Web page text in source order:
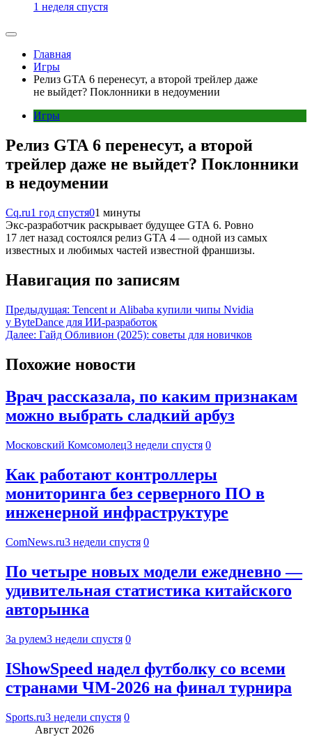
1 неделя спустя
Главная
Игры
Релиз GTA 6 перенесут, а второй трейлер даже
не выйдет? Поклонники в недоумении
Игры
Релиз GTA 6 перенесут, а второй
трейлер даже не выйдет? Поклонники
в недоумении
Cq.ru1 год спустя01 минуты
Экс-разработчик раскрывает будущее GTA 6. Ровно
17 лет назад состоялся релиз GTA 4 — одной из самых
известных и любимых частей известной франшизы.
Навигация по записям
Предыдущая: Tencent и Alibaba купили чипы Nvidia
у ByteDance для ИИ-разработок
Далее: Гайд Обливион (2025): советы для новичков
Похожие новости
Врач рассказала, по каким признакам
можно выбрать сладкий арбуз
Московский Комсомолец3 недели спустя 0
Как работают контроллеры
мониторинга без серверного ПО в
инженерной инфраструктуре
ComNews.ru3 недели спустя 0
По четыре новых модели ежедневно —
удивительная статистика китайского
авторынка
За рулем3 недели спустя 0
IShowSpeed надел футболку со всеми
странами ЧМ-2026 на финал турнира
Sports.ru3 недели спустя 0
Август 2026